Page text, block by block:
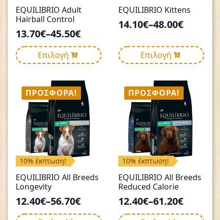
στη
σελίδα
του
προϊόντος
στη
σελίδα
του
EQUILIBRIO Adult
Hairball Control
13.70€–45.50€
Price
range:
13.70€
45.50€
Επιλογή
Αυτό
το
πολλαπλές
παραλλαγές.
επιλογές
μπορούν
επιλεγούν
στη
σελίδα
του
προϊόντος
EQUILIBRIO Kittens
14.10€–48.00€
Price
14.10€
through
Επιλογή
Αυτό
το
πολλαπλές
παραλλαγές.
επιλογές
μπορούν
επιλεγούν
στη
σελίδα
του
προϊόντος
ΠΡΟΣΦΟΡΆ!
10% έκπτωση!
EQUILIBRIO All Breeds
Longevity
12.40€–56.70€
Price
ΠΡΟΣΦΟΡΆ!
10% έκπτωση!
EQUILIBRIO All Breeds
Reduced Calorie
12.40€–61.20€
Price